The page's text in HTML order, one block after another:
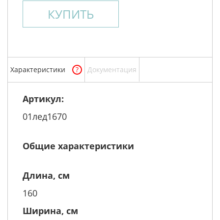
КУПИТЬ
Характеристики ? Документация
Артикул:
01лед1670
Общие характеристики
Длина, см
160
Ширина, см